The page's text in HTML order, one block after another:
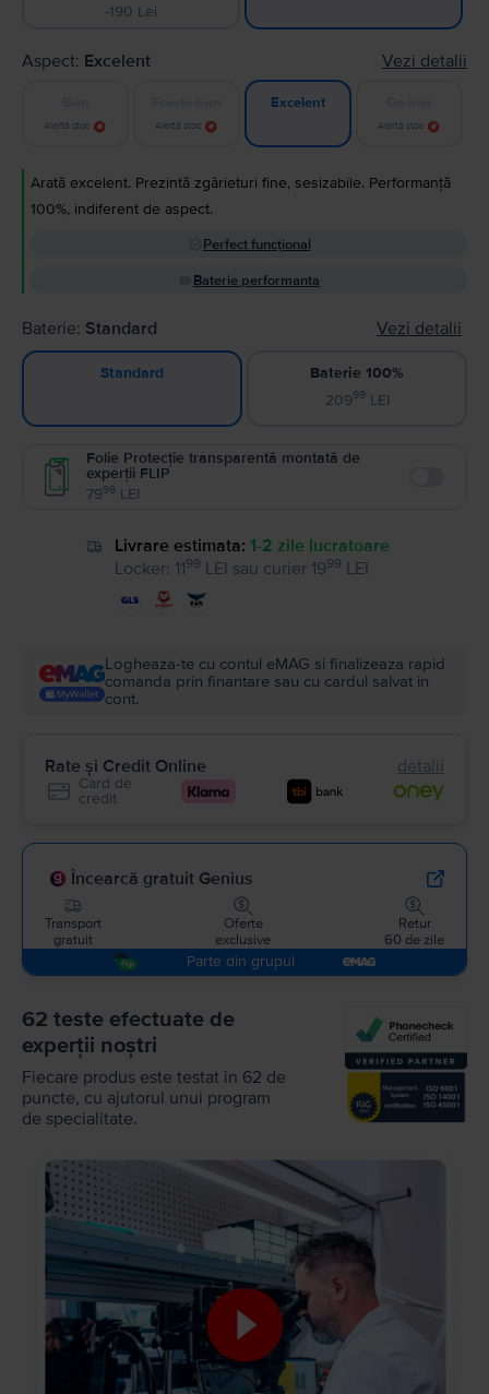
-190 Lei
Aspect: Excelent Vezi detalii
Alertă stoc Alertă stoc
Excelent
Alertă stoc
Arată excelent. Prezintă zgârieturi fine, sesizabile. Performanță
100%, indiferent de aspect.
Perfect funcțional
Baterie performanta
Baterie: Standard Vezi detalii
Standard
Baterie 100%
20999LEI
Folie Protecție transparentă montată de
experții FLIP
7999 LEI
Livrare estimata: 1-2 zile lucratoare
Locker: 1199 LEI sau curier 1999 LEI
Logheaza-te cu contul eMAG si finalizeaza rapid
comanda prin finantare sau cu cardul salvat in
cont.
Rate și Credit Online detalii
Card de
credit
Încearcă gratuit Genius
Transport
gratuit
Oferte
exclusive
Retur
60 de zile
Parte din grupul
62 teste efectuate de
experții noștri
Fiecare produs este testat în 62 de
puncte, cu ajutorul unui program
de specialitate.